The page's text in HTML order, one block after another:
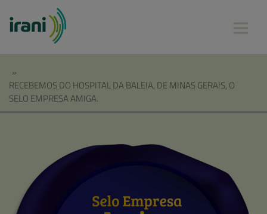
»
RECEBEMOS DO HOSPITAL DA BALEIA, DE MINAS GERAIS, O
SELO EMPRESA AMIGA.